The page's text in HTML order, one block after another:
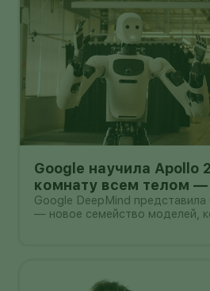
Google научила Apollo
комнату всем телом —
пакет он умеет лишь в
Google DeepMind
— новое семейство моделей,